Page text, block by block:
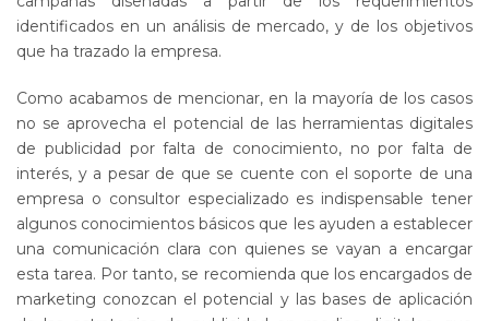
identificados en un análisis de mercado, y de los objetivos
que ha trazado la empresa.
Como acabamos de mencionar, en la mayoría de los casos
no se aprovecha el potencial de las herramientas digitales
de publicidad por falta de conocimiento, no por falta de
interés, y a pesar de que se cuente con el soporte de una
empresa o consultor especializado es indispensable tener
algunos conocimientos básicos que les ayuden a establecer
una comunicación clara con quienes se vayan a encargar
esta tarea. Por tanto, se recomienda que los encargados de
marketing conozcan el potencial y las bases de aplicación